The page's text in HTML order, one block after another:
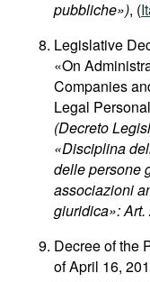
pubbliche»), (
Legislative
«On
Companies
Legal
(Decreto
«Disciplina
delle persone
associazioni
giuridica»: Art.
Decree of the
of April 16,